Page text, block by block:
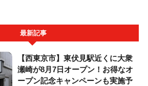
最新記事
【西東京市】東伏見駅近くに大衆
瀬崎が8月7日オープン！お得なオ
ープン記念キャンペーンも実施予